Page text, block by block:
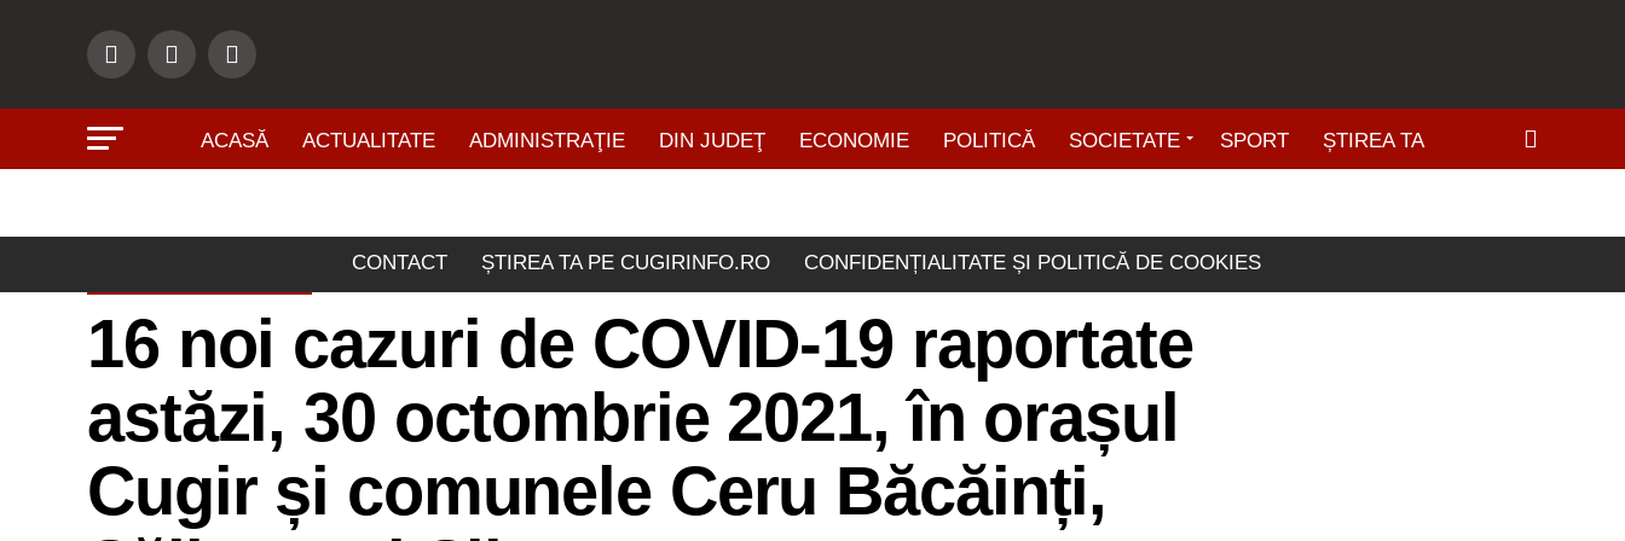
ACASĂ ACTUALITATE ADMINISTRAŢIE DIN JUDEŢ ECONOMIE POLITICĂ SOCIETATE SPORT ȘTIREA TA
CONTACT ȘTIREA TA PE CUGIRINFO.RO CONFIDENȚIALITATE ȘI POLITICĂ DE COOKIES
16 noi cazuri de COVID-19 raportate
astăzi, 30 octombrie 2021, în orașul
Cugir și comunele Ceru Băcăinți,